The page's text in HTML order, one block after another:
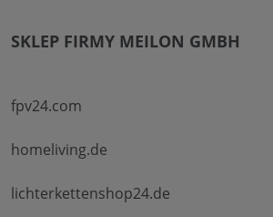
SKLEP FIRMY MEILON GMBH
fpv24.com
homeliving.de
lichterkettenshop24.de